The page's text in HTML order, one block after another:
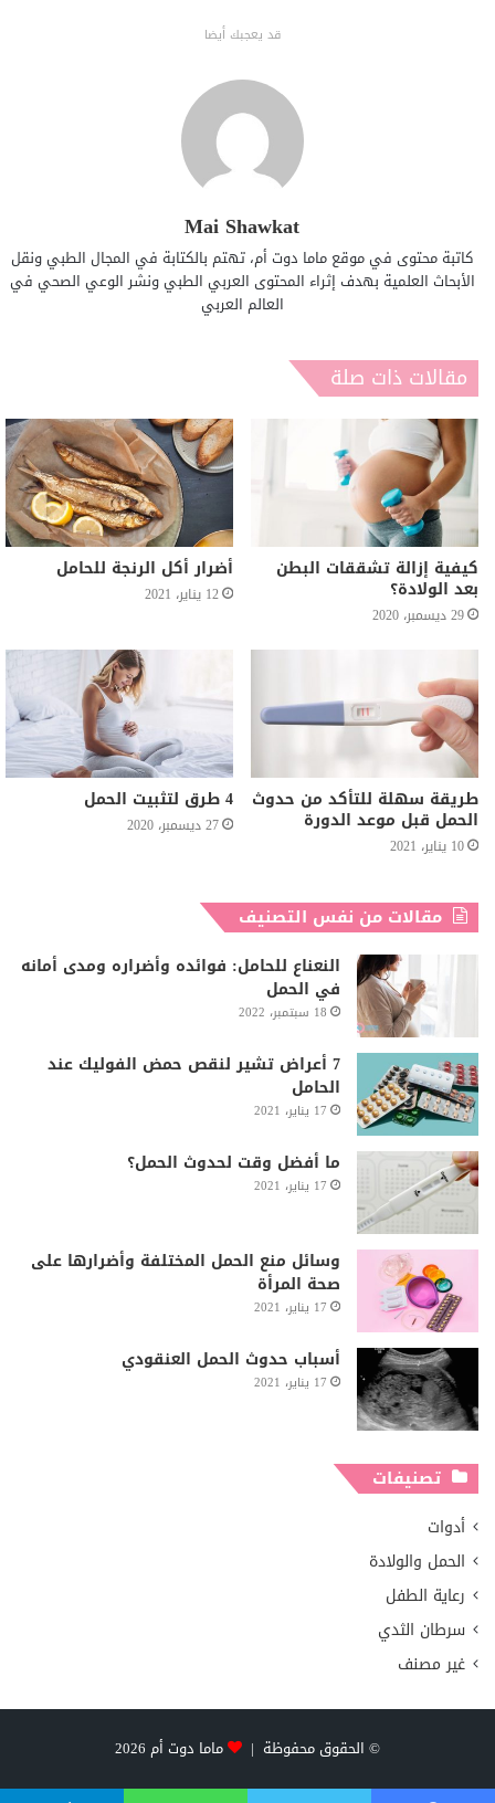
قد يعجبك أيضا
Mai Shawkat
كاتبة محتوى في موقع ماما دوت أم، تهتم بالكتابة في المجال الطبي ونقل
الأبحاث العلمية بهدف إثراء المحتوى العربي الطبي ونشر الوعي الصحي في
العالم العربي
مقالات ذات صلة
كيفية إزالة تشققات البطن
بعد الولادة؟
29 ديسمبر، 2020
أضرار أكل الرنجة للحامل
12 يناير، 2021
طريقة سهلة للتأكد من حدوث
الحمل قبل موعد الدورة
10 يناير، 2021
4 طرق لتثبيت الحمل
27 ديسمبر، 2020
مقالات من نفس التصنيف
النعناع للحامل: فوائده وأضراره ومدى أمانه
في الحمل
18 سبتمبر، 2022
7 أعراض تشير لنقص حمض الفوليك عند
الحامل
17 يناير، 2021
ما أفضل وقت لحدوث الحمل؟
17 يناير، 2021
وسائل منع الحمل المختلفة وأضرارها على
صحة المرأة
17 يناير، 2021
أسباب حدوث الحمل العنقودي
17 يناير، 2021
تصنيفات
أدوات
الحمل والولادة
رعاية الطفل
سرطان الثدي
غير مصنف
© الحقوق محفوظة | ماما دوت أم